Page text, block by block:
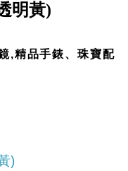
明黃)
,精品手錶、珠寶配